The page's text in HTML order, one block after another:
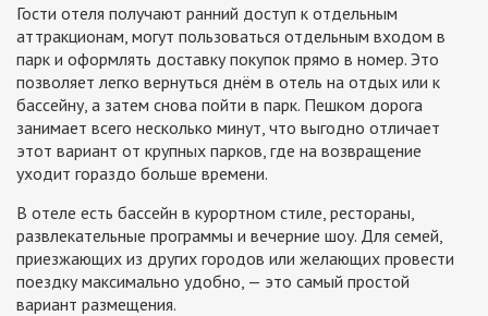
Гости отеля получают ранний доступ к отдельным
аттракционам, могут пользоваться отдельным входом в
парк и оформлять доставку покупок прямо в номер. Это
позволяет легко вернуться днём в отель на отдых или к
бассейну, а затем снова пойти в парк. Пешком дорога
занимает всего несколько минут, что выгодно отличает
этот вариант от крупных парков, где на возвращение
уходит гораздо больше времени.
В отеле есть бассейн в курортном стиле, рестораны,
развлекательные программы и вечерние шоу. Для семей,
приезжающих из других городов или желающих провести
поездку максимально удобно, — это самый простой
вариант размещения.